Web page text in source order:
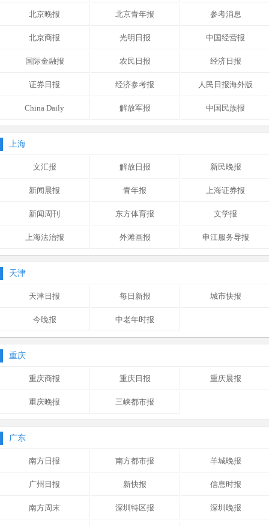
北京晚报 北京青年报 参考消息
北京商报 光明日报 中国经营报
国际金融报 农民日报 经济日报
证券日报 经济参考报 人民日报海外版
China Daily 解放军报 中国民族报
上海
文汇报 解放日报 新民晚报
新闻晨报 青年报 上海证券报
新闻周刊 东方体育报 文学报
上海法治报 外滩画报 申江服务导报
天津
天津日报 每日新报 城市快报
今晚报 中老年时报
重庆
重庆商报 重庆日报 重庆晨报
重庆晚报 三峡都市报
广东
南方日报 南方都市报 羊城晚报
广州日报 新快报 信息时报
南方周末 深圳特区报 深圳晚报